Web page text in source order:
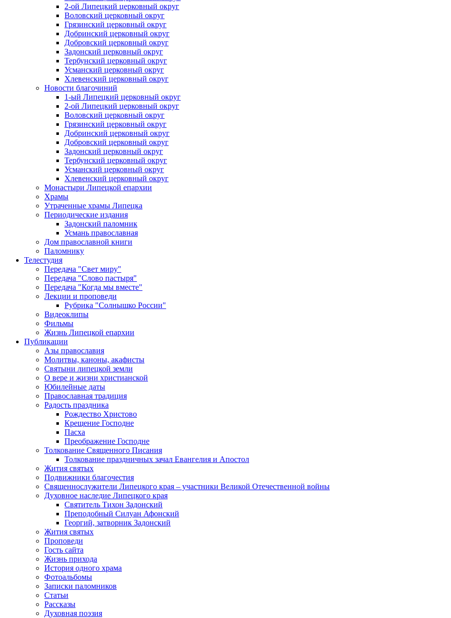
2-ой Липецкий церковный округ
Воловский церковный округ
Грязинский церковный округ
Добринский церковный округ
Добровский церковный округ
Задонский церковный округ
Тербунский церковный округ
Усманский церковный округ
Хлевенский церковный округ
Новости благочиний
1-ый Липецкий церковный округ
2-ой Липецкий церковный округ
Воловский церковный округ
Грязинский церковный округ
Добринский церковный округ
Добровский церковный округ
Задонский церковный округ
Тербунский церковный округ
Усманский церковный округ
Хлевенский церковный округ
Монастыри Липецкой епархии
Храмы
Утраченные храмы Липецка
Периодические издания
Задонский паломник
Усмань православная
Дом православной книги
Паломнику
Телестудия
Передача "Свет миру"
Передача "Слово пастыря"
Передача "Когда мы вместе"
Лекции и проповеди
Рубрика "Солнышко России"
Видеоклипы
Фильмы
Жизнь Липецкой епархии
Публикации
Азы православия
Молитвы, каноны, акафисты
Святыни липецкой земли
О вере и жизни христианской
Юбилейные даты
Православная традиция
Радость праздника
Рождество Христово
Крещение Господне
Пасха
Преображение Господне
Толкование Священного Писания
Толкование праздничных зачал Евангелия и Апостол
Жития святых
Подвижники благочестия
Священнослужители Липецкого края – участники Великой Отечественной войны
Духовное наследие Липецкого края
Святитель Тихон Задонский
Преподобный Силуан Афонский
Георгий, затворник Задонский
Жития святых
Проповеди
Гость сайта
Жизнь прихода
История одного храма
Фотоальбомы
Записки паломников
Статьи
Рассказы
Духовная поэзия